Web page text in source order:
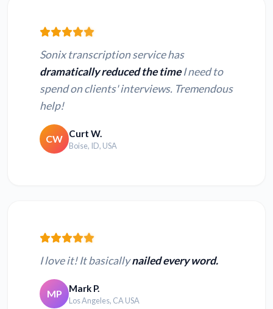
Sonix transcription service has
dramatically reduced the timeI need to
spend on clients' interviews. Tremendous
help!
CW Curt W.
Boise, ID, USA
I love it! It basicallynailed every word.
MP Mark P.
Los Angeles, CA USA